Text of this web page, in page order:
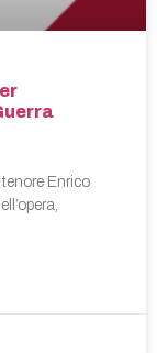
tenore Enrico